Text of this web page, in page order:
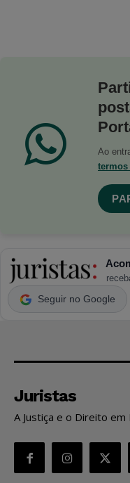
Ao
termos
Seguir no Google
Juristas
A Justiça e o Direito em